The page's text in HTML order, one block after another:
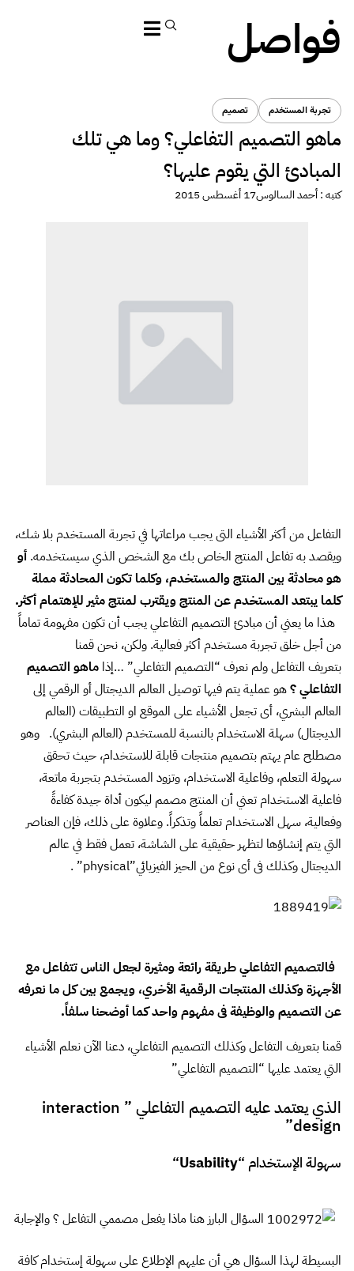
فواصل
تجربة المستخدم تصميم
ماهو التصميم التفاعلي؟ وما هي تلك
المبادئ التي يقوم عليها؟
كتبه :أحمد السالوس17 أغسطس 2015
التفاعل من أكثر الأشياء التى يجب مراعاتها في تجربة المستخدم بلا شك،
ويقصد به تفاعل المنتج الخاص بك مع الشخص الذي سيستخدمه. أو
هو محادثة بين المنتج والمستخدم، وكلما تكون المحادثة مملة
كلما يبتعد المستخدم عن المنتج ويقترب لمنتج مثير للإهتمام أكثر.
هذا ما يعني أن مبادئ التصميم التفاعلي يجب أن تكون مفهومة تماماً
من أجل خلق تجربة مستخدم أكثر فعالية. ولكن، نحن قمنا
بتعريف التفاعل ولم نعرف “التصميم التفاعلي” …إذا ماهو التصميم
التفاعلي ؟هو عملية يتم فيها توصيل العالم الديجتال أو الرقمي إلى
العالم البشري، أى تجعل الأشياء على الموقع او التطبيقات (العالم
الديجتال) سهلة الاستخدام بالنسبة للمستخدم (العالم البشري). وهو
مصطلح عام يهتم بتصميم منتجات قابلة للاستخدام، حيث تحقق
سهولة التعلم، وفاعلية الاستخدام، وتزود المستخدم بتجربة ماتعة،
فاعلية الاستخدام تعني أن المنتج مصمم ليكون أداة جيدة كفاءةً
وفعالية، سهل الاستخدام تعلماً وتذكراً. وعلاوة على ذلك، فإن العناصر
التي يتم إنشاؤها لتظهر حقيقية على الشاشة، تعمل فقط في عالم
الديجتال وكذلك فى أى نوع من الحيز الفيزيائي”physical” .
فالتصميم التفاعلي طريقة رائعة ومثيرة لجعل الناس تتفاعل مع
الأجهزة وكذلك المنتجات الرقمية الأخري، ويجمع بين كل ما نعرفه
عن التصميم والوظيفة فى مفهوم واحد كما أوضحنا سلفاً.
قمنا بتعريف التفاعل وكذلك التصميم التفاعلي، دعنا الآن نعلم الأشياء
التي يعتمد عليها “التصميم التفاعلي”
الذي يعتمد عليه التصميم التفاعلي ” interaction
design”
سهولة الإستخدام “Usability
“
السؤال البارز هنا ماذا يفعل مصممي التفاعل ؟ والإجابة
البسيطة لهذا السؤال هي أن عليهم الإطلاع على سهولة إستخدام كافة